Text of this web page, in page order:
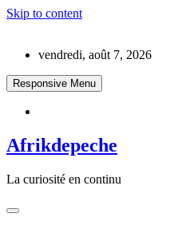
Skip to content
vendredi, août 7, 2026
Responsive Menu
Afrikdepeche
La curiosité en continu